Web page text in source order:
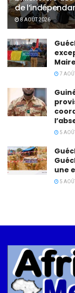
de
8 AOÛT 2026
7
5
une
5